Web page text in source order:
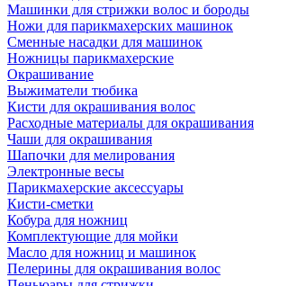
Машинки для стрижки волос и бороды
Ножи для парикмахерских машинок
Сменные насадки для машинок
Ножницы парикмахерские
Окрашивание
Выжиматели тюбика
Кисти для окрашивания волос
Расходные материалы для окрашивания
Чаши для окрашивания
Шапочки для мелирования
Электронные весы
Парикмахерские аксессуары
Кисти-сметки
Кобура для ножниц
Комплектующие для мойки
Масло для ножниц и машинок
Пелерины для окрашивания волос